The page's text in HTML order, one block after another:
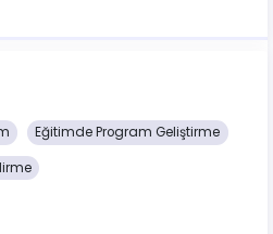
Eğitimde Program Geliştirme